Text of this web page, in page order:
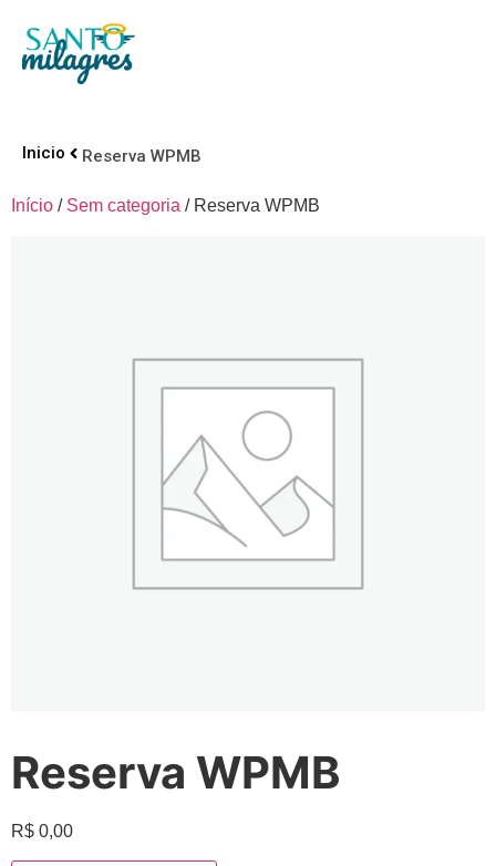
Inicio Reserva WPMB
Início / Sem categoria / Reserva WPMB
Reserva WPMB
R$ 0,00